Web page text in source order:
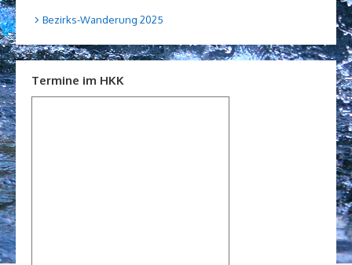
Bezirks-Wanderung 2025
Termine im HKK